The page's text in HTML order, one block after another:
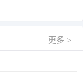
更多 >